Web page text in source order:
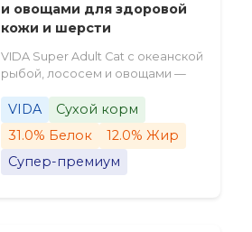
и овощами для здоровой
кожи и шерсти
VIDA Super Adult Cat с океанской
рыбой, лососем и овощами —
VIDA
Сухой корм
31.0% Белок
12.0% Жир
Супер-премиум